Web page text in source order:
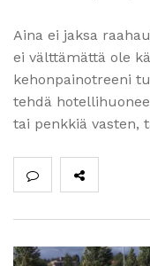
Aina ei jaksa
ei välttämättä ole
kehonpainotreeni
tehdä
tai penkkiä vasten,